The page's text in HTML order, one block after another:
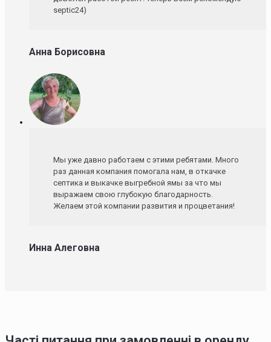
septic24)
Анна Борисовна
Мы уже давно работаем с этими ребятами. Много
раз данная компания помогала нам, в откачке
септика и выкачке выгребной ямы за что мы
выражаем свою глубокую благодарность.
Желаем этой компании развития и процветания!
Инна Алеговна